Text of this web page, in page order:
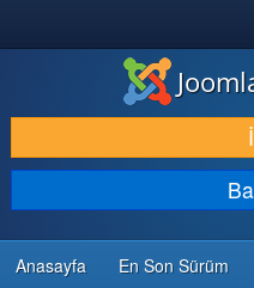
İNDIR & GENIŞLET
KEŞFET & ÖĞREN
TOPLULUK & DESTEK
GELIŞTIRICI KAYNAKLARI
Anasayfa En Son Sürüm